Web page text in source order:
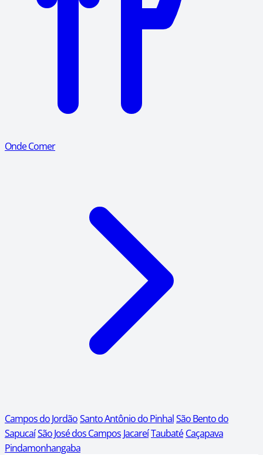
Onde Comer
Campos do JordãoSanto Antônio do PinhalSão Bento do
SapucaíSão José dos Campos JacareíTaubaté Caçapava
Pindamonhangaba